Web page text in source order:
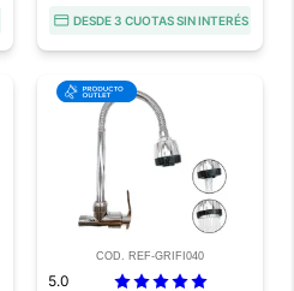
DESDE 3 CUOTAS SIN INTERÉS
COD. REF-GRIFI040
5.0